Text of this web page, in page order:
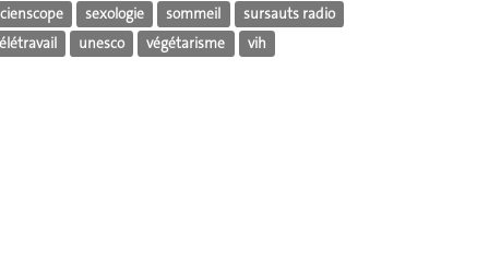
sexologie sommeil
sursauts radio
unesco végétarisme vih